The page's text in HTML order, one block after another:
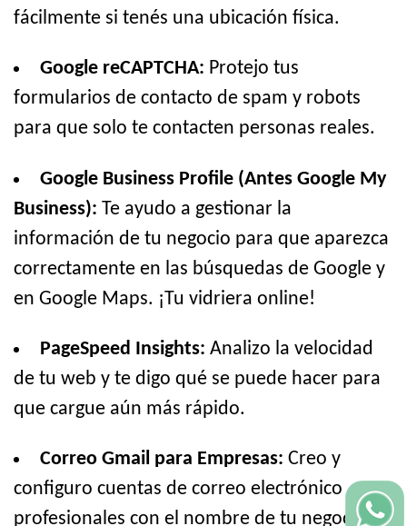
fácilmente si tenés una ubicación física.
Google reCAPTCHA: Protejo tus
formularios de contacto de spam y robots
para que solo te contacten personas reales.
Google Business Profile (Antes Google My
Business): Te ayudo a gestionar la
información de tu negocio para que aparezca
correctamente en las búsquedas de Google y
en Google Maps. ¡Tu vidriera online!
PageSpeed Insights: Analizo la velocidad
de tu web y te digo qué se puede hacer para
que cargue aún más rápido.
Correo Gmail para Empresas: Creo y
configuro cuentas de correo electrónico
profesionales con el nombre de tu negocio